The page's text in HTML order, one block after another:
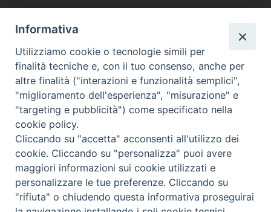
giovanile
SEDE PRINCIPALE
Palazzo Patriarcale
San Marco, 320/A – 30124 Venezia
Tel. 041-2702411
e-mail curia@patriarcatovenezia.it
ufficiostampa@patriarcatovenezia.it
Indirizzo PEC: patriarcatovenezia@pec.chiesacattolica.it
Informativa
Utilizziamo cookie o tecnologie simili per
finalità tecniche e, con il tuo consenso, anche per
altre finalità ("interazioni e funzionalità semplici",
"miglioramento dell'esperienza", "misurazione" e
"targeting e pubblicità") come specificato nella
cookie policy.
Cliccando su "accetta" acconsenti all'utilizzo dei
cookie. Cliccando su "personalizza" puoi avere
maggiori informazioni sui cookie utilizzati e
personalizzare le tue preferenze. Cliccando su
"rifiuta" o chiudendo questa informativa proseguirai